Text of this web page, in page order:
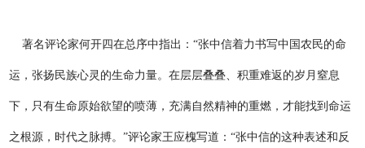
著名评论家何开四在总序中指出：“张中信着力书写中国农民的命
运，张扬民族心灵的生命力量。在层层叠叠、积重难返的岁月窒息
下，只有生命原始欲望的喷薄，充满自然精神的重燃，才能找到命运
之根源，时代之脉搏。”评论家王应槐写道：“张中信的这种表述和反